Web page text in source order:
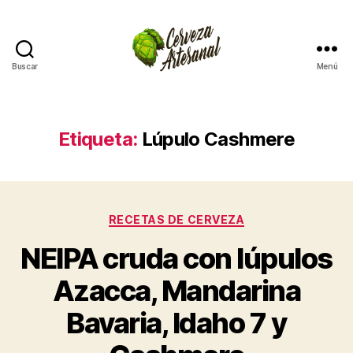
Buscar
artesanal
en
Menú
Etiqueta: Lúpulo Cashmere
Categorías
RECETAS DE CERVEZA
NEIPA cruda con lúpulos
Azacca, Mandarina
Bavaria, Idaho 7 y